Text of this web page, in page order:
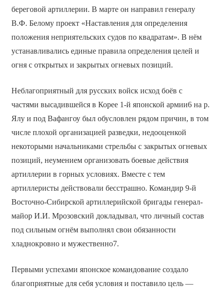
береговой артиллерии. В марте он направил генералу
В.Ф. Белому проект «Наставления для определения
положения неприятельских судов по квадратам». В нём
устанавливались единые правила определения целей и
огня с открытых и закрытых огневых позиций.
Неблагоприятный для русских войск исход боёв с
частями высадившейся в Корее 1-й японской армии6 на р.
Ялу и под Вафангоу был обусловлен рядом причин, в том
числе плохой организацией разведки, недооценкой
некоторыми начальниками стрельбы с закрытых огневых
позиций, неумением организовать боевые действия
артиллерии в горных условиях. Вместе с тем
артиллеристы действовали бесстрашно. Командир 9-й
Восточно-Сибирской артиллерийской бригады генерал-
майор И.И. Мрозовский докладывал, что личный состав
под сильным огнём выполнял свои обязанности
хладнокровно и мужественно7.
Первыми успехами японское командование создало
благоприятные для себя условия и поставило цель —